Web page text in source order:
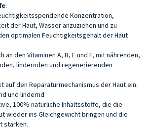
:
Konzentration,
der Haut, Wasser anzuziehen und zu
optimalen Feuchtigkeitsgehalt der Haut
an den Vitaminen A, B, E und F, mit nährenden,
lindernden und regenerierenden
auf den Reparaturmechanismus der Haut ein.
und lindernd
100% natürliche Inhaltsstoffe, die die
wieder ins Gleichgewicht bringen und die
stärken.